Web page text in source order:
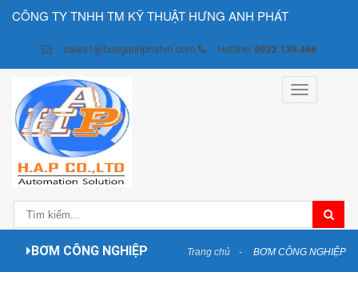
CÔNG TY TNHH TM KỸ THUẬT HƯNG ANH PHÁT
sales1@hunganhphatvn.com Hotline: 0932.139.466
Toggle
navigation
BƠM CÔNG NGHIỆP Trang chủ BƠM CÔNG NGHIỆP